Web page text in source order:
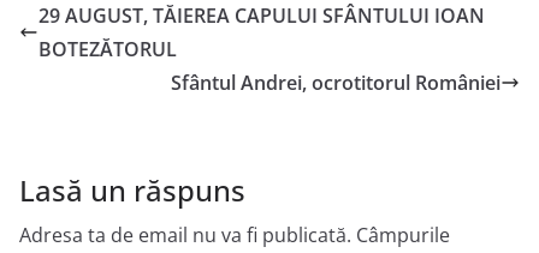
29 AUGUST, TĂIEREA CAPULUI SFÂNTULUI IOAN
BOTEZĂTORUL
Sfântul Andrei, ocrotitorul României
Lasă un răspuns
Adresa ta de email nu va fi publicată. Câmpurile